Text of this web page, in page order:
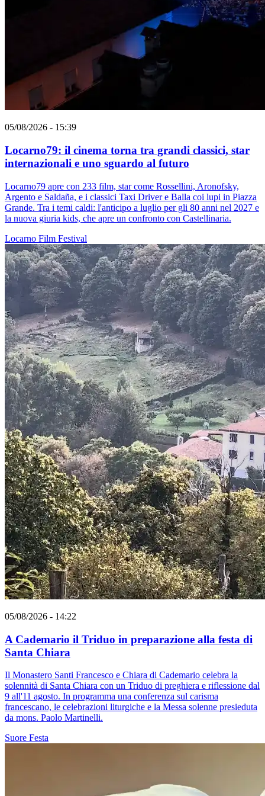
05/08/2026 - 15:39
Locarno79: il cinema torna tra grandi classici, star
internazionali e uno sguardo al futuro
Locarno79 apre con 233 film, star come Rossellini, Aronofsky,
Argento e Saldaña, e i classici Taxi Driver e Balla coi lupi in Piazza
Grande. Tra i temi caldi: l'anticipo a luglio per gli 80 anni nel 2027 e
la nuova giuria kids, che apre un confronto con Castellinaria.
Locarno Film Festival
05/08/2026 - 14:22
A Cademario il Triduo in preparazione alla festa di
Santa Chiara
Il Monastero Santi Francesco e Chiara di Cademario celebra la
solennità di Santa Chiara con un Triduo di preghiera e riflessione dal
9 all'11 agosto. In programma una conferenza sul carisma
francescano, le celebrazioni liturgiche e la Messa solenne presieduta
da mons. Paolo Martinelli.
Suore Festa